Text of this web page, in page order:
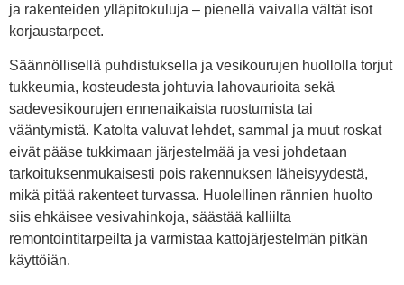
ja rakenteiden ylläpitokuluja – pienellä vaivalla vältät isot
korjaustarpeet.
Säännöllisellä puhdistuksella ja vesikourujen huollolla torjut
tukkeumia, kosteudesta johtuvia lahovaurioita sekä
sadevesikourujen ennenaikaista ruostumista tai
vääntymistä. Katolta valuvat lehdet, sammal ja muut roskat
eivät pääse tukkimaan järjestelmää ja vesi johdetaan
tarkoituksenmukaisesti pois rakennuksen läheisyydestä,
mikä pitää rakenteet turvassa. Huolellinen rännien huolto
siis ehkäisee vesivahinkoja, säästää kalliilta
remontointitarpeilta ja varmistaa kattojärjestelmän pitkän
käyttöiän.